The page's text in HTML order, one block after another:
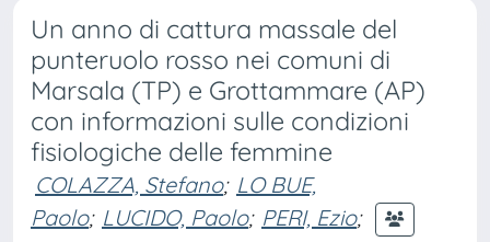
Un anno di cattura massale del
punteruolo rosso nei comuni di
Marsala (TP) e Grottammare (AP)
con informazioni sulle condizioni
fisiologiche delle femmine
COLAZZA, Stefano; LO BUE,
Paolo; LUCIDO, Paolo; PERI, Ezio;